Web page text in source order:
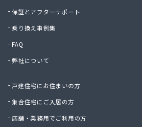
株式会社柳屋
株式会社鈴木屋
関口商店
関東エア・ウォーター株式会社 府
丸松燃料店
丸島石油瓦斯販売
丸由工材株式会社
保証とアフターサポート
乗り換え事例集
FAQ
弊社について
戸建住宅にお住まいの方
集合住宅にご入居の方
店舗・業務用でご利用の方